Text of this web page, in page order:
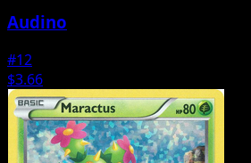
Audino
#12
$3.66